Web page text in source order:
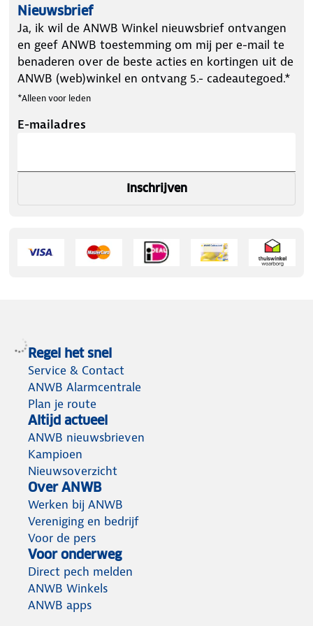
Nieuwsbrief
Ja, ik wil de ANWB Winkel nieuwsbrief ontvangen
en geef ANWB toestemming om mij per e-mail te
benaderen over de beste acties en kortingen uit de
ANWB (web)winkel en ontvang 5.- cadeautegoed.*
*Alleen voor leden
E-mailadres
Inschrijven
Regel het snel
Service & Contact
ANWB Alarmcentrale
Plan je route
Altijd actueel
ANWB nieuwsbrieven
Kampioen
Nieuwsoverzicht
Over ANWB
Werken bij ANWB
Vereniging en bedrijf
Voor de pers
Voor onderweg
Direct pech melden
ANWB Winkels
ANWB apps